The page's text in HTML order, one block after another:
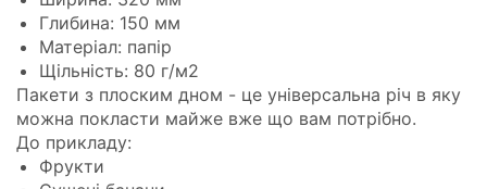
Глибина: 150 мм
Матеріал: папір
Щільність: 80 г/м2
Пакети з плоским дном - це універсальна річ в яку
можна покласти майже вже що вам потрібно.
До прикладу:
Фрукти